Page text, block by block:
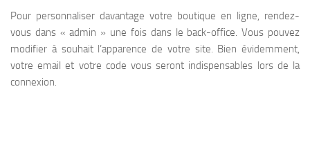
Pour personnaliser davantage votre boutique en ligne, rendez-
vous dans « admin » une fois dans le back-office. Vous pouvez
modifier à souhait l’apparence de votre site. Bien évidemment,
votre email et votre code vous seront indispensables lors de la
connexion.